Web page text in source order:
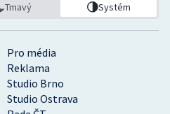
Pro média
Reklama
Studio Brno
Studio Ostrava
Tmavý Systém